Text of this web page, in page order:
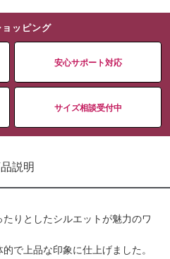
ッピング
安心サポート対応
サイズ相談受付中
説明
りとしたシルエットが魅力のワ
で上品な印象に仕上げました。